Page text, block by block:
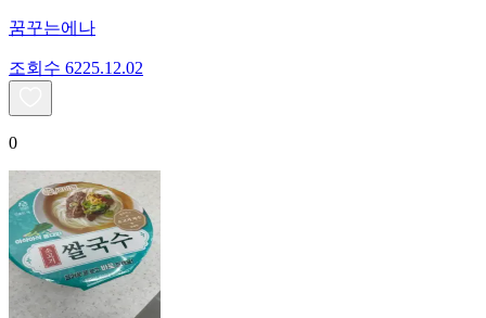
꿈꾸는에나
조회수 6225.12.02
0